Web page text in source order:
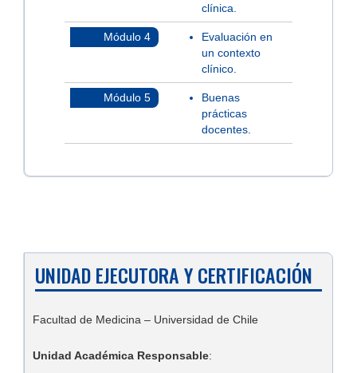
clínica.
Módulo 4
Evaluación en
un contexto
clínico.
Módulo 5
Buenas
prácticas
docentes.
UNIDAD EJECUTORA Y CERTIFICACIÓN
Facultad de Medicina – Universidad de Chile
Unidad Académica Responsable: